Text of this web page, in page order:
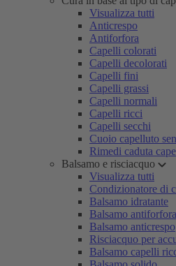
Visualizza tutti
Anticrespo
Antiforfora
Capelli colorati
Capelli decolorati
Capelli fini
Capelli grassi
Capelli normali
Capelli ricci
Capelli secchi
Cuoio capelluto
Rimedi caduta
Balsamo e risciacquo
Visualizza tutti
Condizionatore di
Balsamo idratante
Balsamo antiforfora
Balsamo anticrespo
Risciacquo per
Balsamo capelli